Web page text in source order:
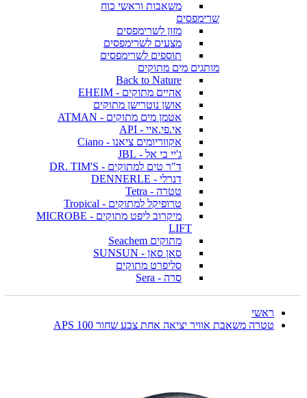
משאבות וראשי כוח
שרימפסים
מזון לשרימפסים
מצעים לשרימפסים
תוספים לשרימפסים
מותגים מים מתוקים
Back to Nature
אהיים מתוקים - EHEIM
אושן נוטרישן מתוקים
אטמן מים מתוקים - ATMAN
אי.פי.איי - API
אקווריומים ציאנו - Ciano
ג'יי בי אל - JBL
ד"ר טים למתוקים - DR. TIM'S
דנרלי - DENNERLE
טטרה - Tetra
טרופיקל למתוקים - Tropical
מיקרוב ליפט מתוקים - MICROBE
LIFT
מתוקים Seachem
סאן סאן - SUNSUN
סליפרט מתוקים
סרה - Sera
ראשי
טטרה משאבת אוויר יציאה אחת צבע שחור APS 100